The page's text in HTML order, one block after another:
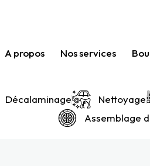
A propos Nos services
Décalaminage Nettoyage
Assemblage